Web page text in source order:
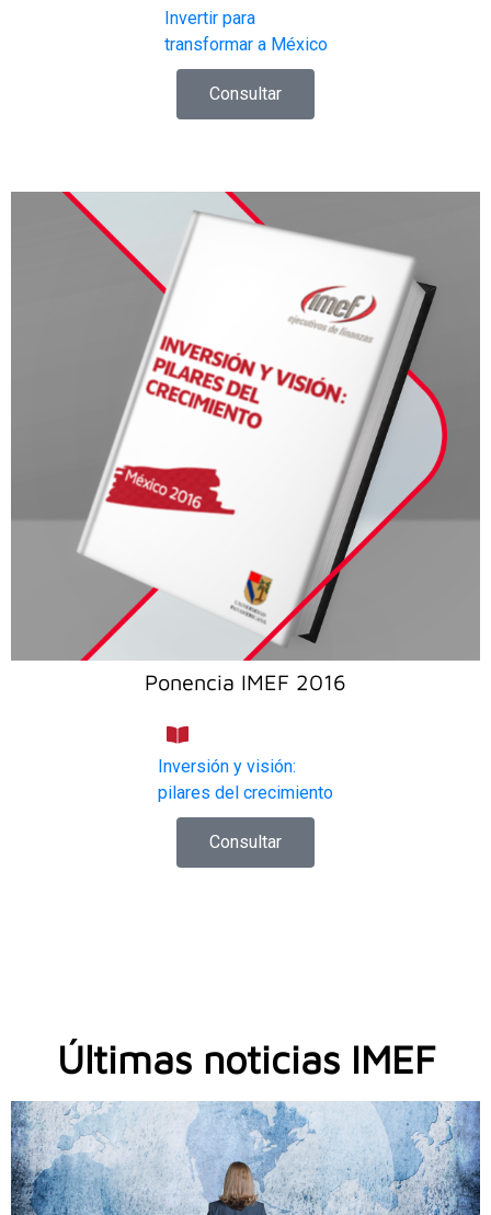
Invertir para
transformar a México
Consultar
Ponencia IMEF 2016
Inversión y visión:
pilares del crecimiento
Consultar
Últimas noticias IMEF